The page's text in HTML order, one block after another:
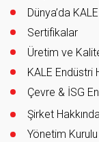
Dünya’da
Sertifikalar
Üretim ve
KALE Endüstri
Çevre & İSG
Şirket
Yönetim Kurulu